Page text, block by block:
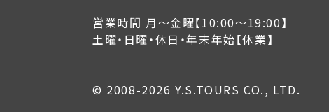
営業時間 月～金曜【10:00～19:00】
土曜・日曜・休日・年末年始【休業】
© 2008-2026 Y.S.TOURS CO., LTD.